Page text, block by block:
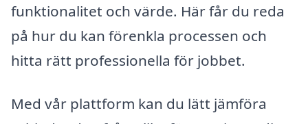
funktionalitet och värde. Här får du reda
på hur du kan förenkla processen och
hitta rätt professionella för jobbet.
Med vår plattform kan du lätt jämföra